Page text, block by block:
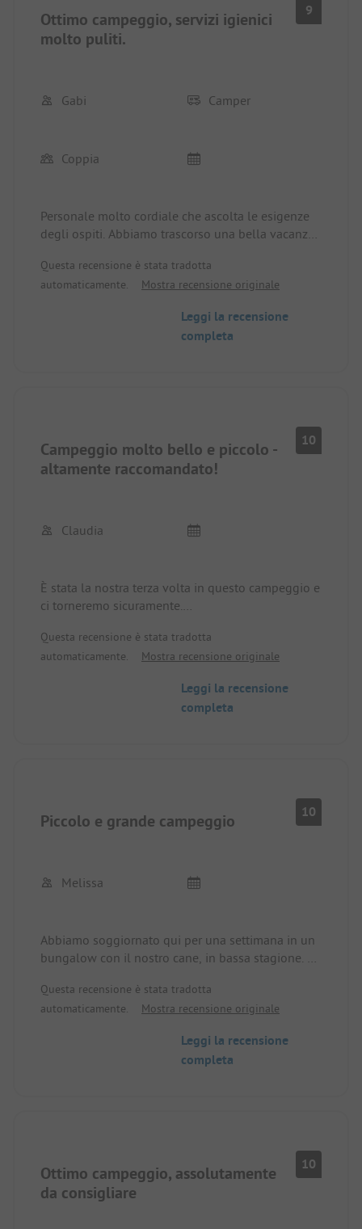
Ottimo campeggio, servizi igienici
molto puliti.
9
Gabi Camper
Coppia
Personale molto cordiale che ascolta le esigenze
degli ospiti. Abbiamo trascorso una bella vacanza
Questa recensione è stata tradotta
automaticamente.
Mostra recensione originale
Leggi la recensione
completa
Campeggio molto bello e piccolo -
altamente raccomandato!
10
Claudia
È stata la nostra terza volta in questo campeggio e
ci torneremo sicuramente.
Il campeggio è piccolo, tranquillo e soprattutto
molto pulito. Il personale è molto cordiale.
La posizione del piccolo porto è molto bella. Non
è lontano da Porec e Vrsar in bicicletta.
Questa recensione è stata tradotta
automaticamente.
Mostra recensione originale
Leggi la recensione
completa
Piccolo e grande campeggio 10
Melissa
Abbiamo soggiornato qui per una settimana in un
bungalow con il nostro cane, in bassa stagione. È
può raggiungere la spiaggia in due minuti e la
spiaggia per cani in 7 minuti. La posizione è ottima
fare escursioni nel vicino Parco Nazionale di
Paklentica, per passeggiare a Zara o a Pag. Anche
Questa recensione è stata tradotta
automaticamente.
Mostra recensione originale
Leggi la recensione
completa
Ottimo campeggio, assolutamente
da consigliare
10